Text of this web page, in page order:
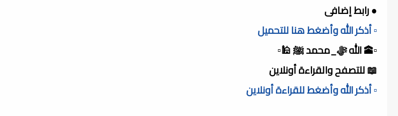
● رابط إضافى
▫️ أذكر الله وأضغط هنا للتحميل
▫️🕋 الله ﷻ_محمد ﷺ 🕌▫️
📖 للتصفح والقراءة أونلاين
▫️ أذكر الله وأضغط للقراءة أونلاين